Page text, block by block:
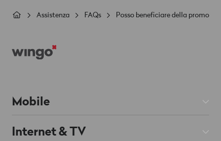
BricioleAssistenza FAQs Posso beneficiare della
Mobile
Abbonamenti Mobile
Internet & TV